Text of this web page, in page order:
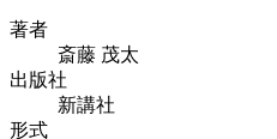
著者
斎藤 茂太
出版社
新講社
形式